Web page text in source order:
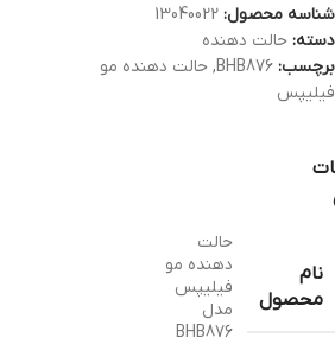
شناسه محصول: 13040022
دسته: حالت دهنده
برچسب: BHB876
, حالت دهنده مو
فیلیپس
نام
محصول
حالت
دهنده مو
فیلیپس
مدل
BHB876